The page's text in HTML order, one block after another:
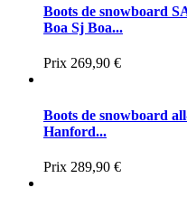
Boots de snowboard
Boa Sj Boa...
Prix 269,90 €
Boots de snowboard
Hanford...
Prix 289,90 €